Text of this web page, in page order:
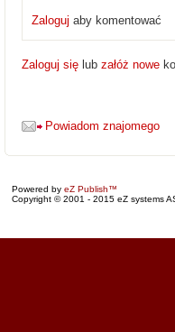
Zalogujaby komentować
Zaloguj się lub załóż nowe
Powiadom znajomego
Powered by eZ Publish™
Copyright © 2001 - 2015 eZ systems